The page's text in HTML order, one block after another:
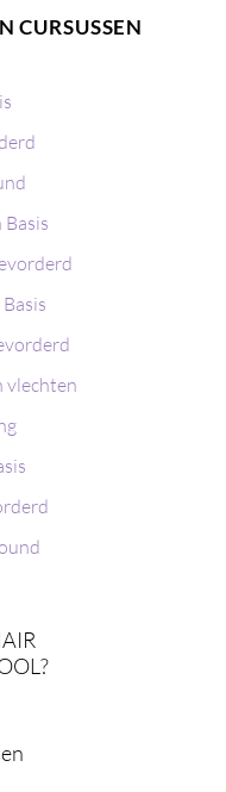
CURSUSSEN
vlechten